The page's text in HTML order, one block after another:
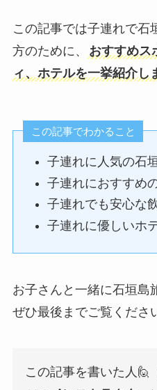
この記事では子連れで石
方のために、
おすすめス
ィ、ホテルを一挙紹介し
この記事でわかること
子連れに人気の石
子連れにおすすめ
子連れでも安心な
子連れに優しいホ
お子さんと一緒に石垣島
ぜひ最後までご覧くださ
この記事を書いた人🙋